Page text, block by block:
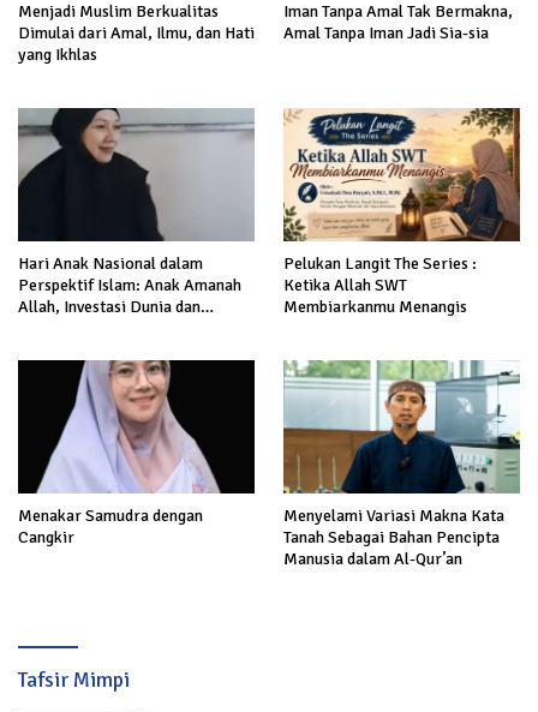
Menjadi Muslim Berkualitas
Dimulai dari Amal, Ilmu, dan Hati
yang Ikhlas
Iman Tanpa Amal Tak Bermakna,
Amal Tanpa Iman Jadi Sia-sia
Hari Anak Nasional dalam
Perspektif Islam: Anak Amanah
Allah, Investasi Dunia dan
Pelukan Langit The Series :
Ketika Allah SWT
Membiarkanmu Menangis
Menakar Samudra dengan
Cangkir
Menyelami Variasi Makna Kata
Tanah Sebagai Bahan Pencipta
Manusia dalam Al-Qur’an
Tafsir Mimpi